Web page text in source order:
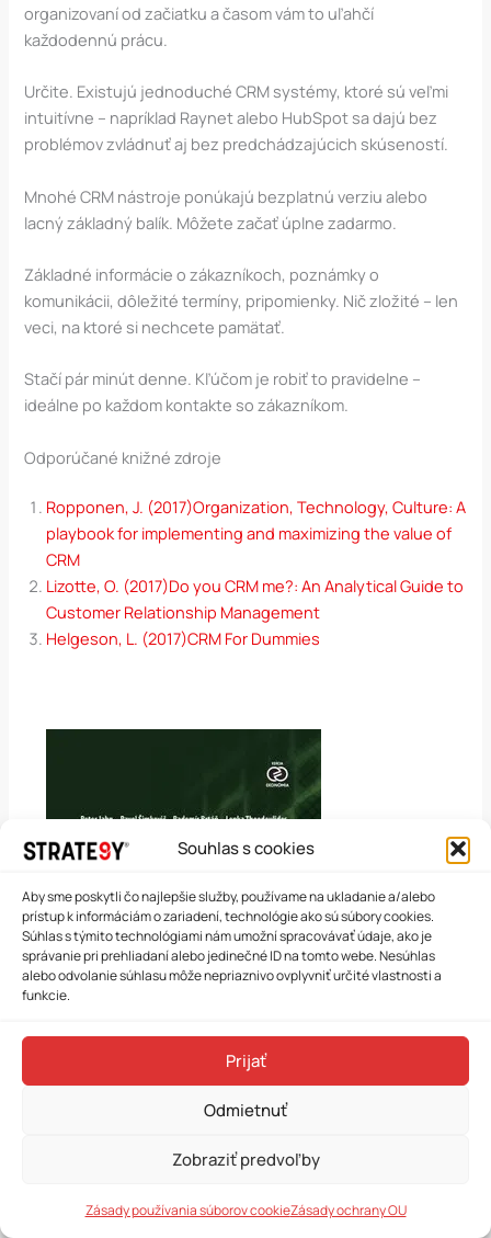
Souhlas s cookies
Aby sme poskytli čo najlepšie služby, používame na ukladanie a/alebo
prístup k informáciám o zariadení, technológie ako sú súbory cookies.
Súhlas s týmito technológiami nám umožní spracovávať údaje, ako je
správanie pri prehliadaní alebo jedinečné ID na tomto webe. Nesúhlas
alebo odvolanie súhlasu môže nepriaznivo ovplyvniť určité vlastnosti a
funkcie.
Prijať
Odmietnuť
Zobraziť predvoľby
Zásady používania súborov cookieZásady ochrany OU
organizovaní od začiatku a časom vám to uľahčí
každodennú prácu.
Určite. Existujú jednoduché CRM systémy, ktoré sú veľmi
intuitívne – napríklad Raynet alebo HubSpot sa dajú bez
problémov zvládnuť aj bez predchádzajúcich skúseností.
Mnohé CRM nástroje ponúkajú bezplatnú verziu alebo
lacný základný balík. Môžete začať úplne zadarmo.
Základné informácie o zákazníkoch, poznámky o
komunikácii, dôležité termíny, pripomienky. Nič zložité – len
veci, na ktoré si nechcete pamätať.
Stačí pár minút denne. Kľúčom je robiť to pravidelne –
ideálne po každom kontakte so zákazníkom.
Odporúčané knižné zdroje
Ropponen, J. (2017)Organization, Technology, Culture: A
playbook for implementing and maximizing the value of
CRM
Lizotte, O. (2017)Do you CRM me?: An Analytical Guide to
Customer Relationship Management
Helgeson, L. (2017)CRM For Dummies